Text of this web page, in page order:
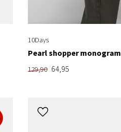
10Days
Pearl shopper monogram
129,90 64,95